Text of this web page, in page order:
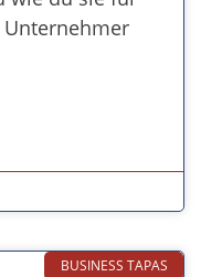
BUSINESS TAPAS